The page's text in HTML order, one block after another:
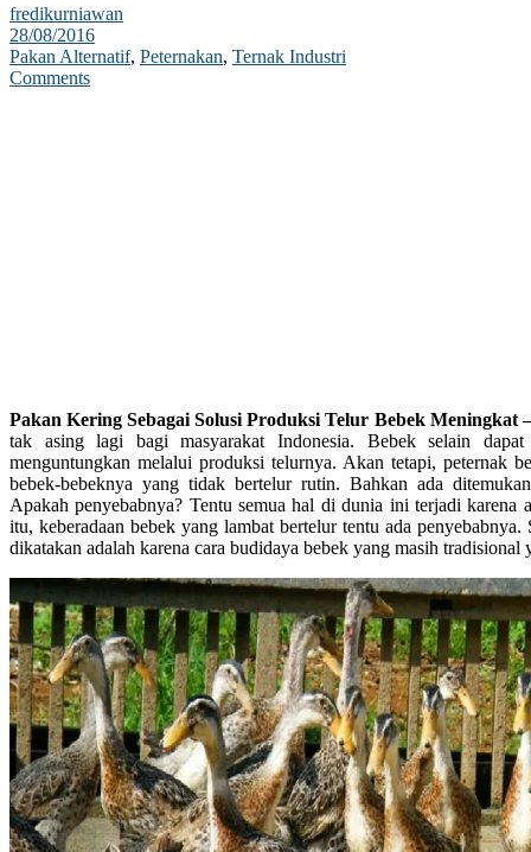
fredikurniawan
28/08/2016
Pakan Alternatif, Peternakan, Ternak Industri
Comments
Pakan Kering Sebagai Solusi Produksi Telur Bebek Meningkat
tak asing lagi bagi masyarakat Indonesia. Bebek selain
menguntungkan melalui produksi telurnya. Akan tetapi, peternak
bebek-bebeknya yang tidak bertelur rutin. Bahkan ada
Apakah penyebabnya? Tentu semua hal di dunia ini terjadi karena
itu, keberadaan bebek yang lambat bertelur tentu ada penyebabnya.
dikatakan adalah karena cara budidaya bebek yang masih